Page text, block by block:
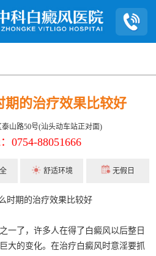
期的治疗效果比较好
山路50号(汕头动车站正对面)
0754-88051666
舒适环境 无假日
一了，许多人在得了白癜风以后整日
大的变化。在治疗白癜风时意淫要抓